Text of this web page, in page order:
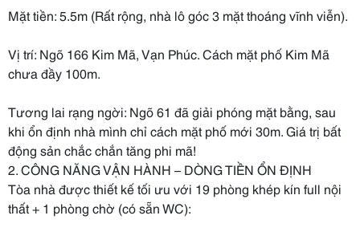
Mặt tiền: 5.5m (Rất rộng, nhà lô góc 3 mặt thoáng vĩnh viễn).
Vị trí: Ngõ 166 Kim Mã, Vạn Phúc. Cách mặt phố Kim Mã
chưa đầy 100m.
Tương lai rạng ngời: Ngõ 61 đã giải phóng mặt bằng, sau
khi ổn định nhà mình chỉ cách mặt phố mới 30m. Giá trị bất
động sản chắc chắn tăng phi mã!
2. CÔNG NĂNG VẬN HÀNH – DÒNG TIỀN ỔN ĐỊNH
Tòa nhà được thiết kế tối ưu với 19 phòng khép kín full nội
thất + 1 phòng chờ (có sẵn WC):